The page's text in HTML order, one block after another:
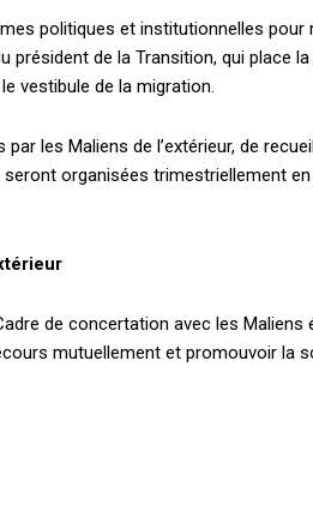
politiques et institutionnelles
de la Transition, qui place
le vestibule de la migration.
les Maliens de l’extérieur, de
organisées trimestriellement
de concertation avec les Maliens
mutuellement et promouvoir la